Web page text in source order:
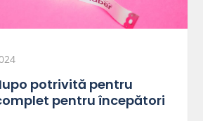
potrivită pentru
pentru începători